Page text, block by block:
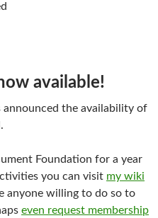
available!
announced the availability of
Foundation for a year
you can visit my wiki
anyone willing to do so to
even request membership